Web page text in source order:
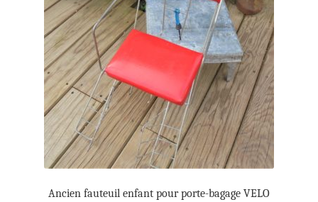
Ancien fauteuil enfant pour porte-bagage VELO